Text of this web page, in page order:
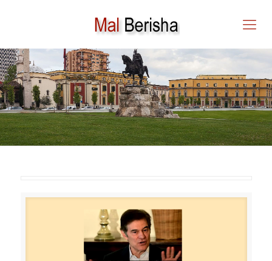
MEHMET ÖZ, DOKTORI QË
MË SHPËTOI JETËN 23